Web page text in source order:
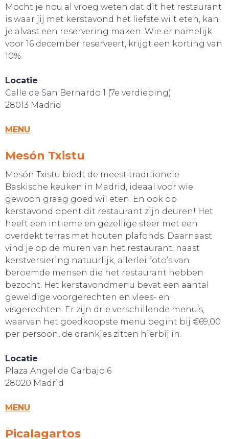
WEBSHOP
Mocht je nou al vroeg weten dat dit het restaurant
is waar jij met kerstavond het liefste wilt eten, kan
je alvast een reservering maken. Wie er namelijk
voor 16 december reserveert, krijgt een korting van
10%.
Locatie
Calle de San Bernardo 1 (7e verdieping)
28013 Madrid
MENU
Mesón Txistu
Mesón Txistu biedt de meest traditionele
Baskische keuken in Madrid, ideaal voor wie
gewoon graag goed wil eten. En ook op
kerstavond opent dit restaurant zijn deuren! Het
heeft een intieme en gezellige sfeer met een
overdekt terras met houten plafonds. Daarnaast
vind je op de muren van het restaurant, naast
kerstversiering natuurlijk, allerlei foto’s van
beroemde mensen die het restaurant hebben
bezocht. Het kerstavondmenu bevat een aantal
geweldige voorgerechten en vlees- en
visgerechten. Er zijn drie verschillende menu’s,
waarvan het goedkoopste menu begint bij €69,00
per persoon, de drankjes zitten hierbij in.
Locatie
Plaza Angel de Carbajo 6
28020 Madrid
MENU
Picalagartos